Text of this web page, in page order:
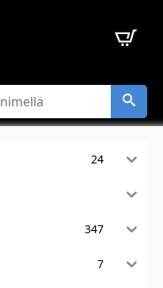
24
347
7